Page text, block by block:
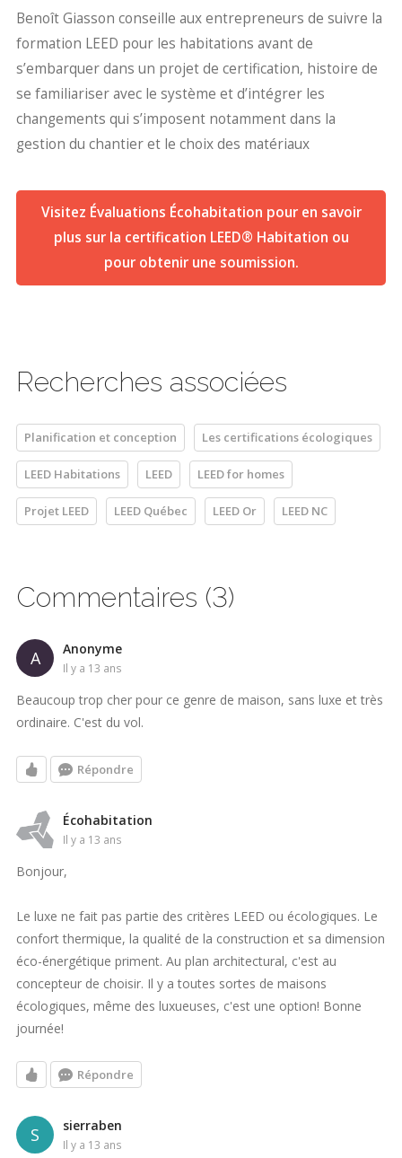
Benoît Giasson conseille aux entrepreneurs de suivre la
formation LEED pour les habitations avant de
s’embarquer dans un projet de certification, histoire de
se familiariser avec le système et d’intégrer les
changements qui s’imposent notamment dans la
gestion du chantier et le choix des matériaux
Visitez Évaluations Écohabitation pour en savoir
plus sur la certification LEED® Habitation ou
pour obtenir une soumission.
Recherches associées
Planification et conception Les certifications écologiques
LEED Habitations LEED LEED for homes
Projet LEED LEED Québec LEED Or LEED NC
Commentaires (3)
A Anonyme
il y a 13 ans
Beaucoup trop cher pour ce genre de maison, sans luxe et très
ordinaire. C'est du vol.
Répondre
Écohabitation
il y a 13 ans
Bonjour,
Le luxe ne fait pas partie des critères LEED ou écologiques. Le
confort thermique, la qualité de la construction et sa dimension
éco-énergétique priment. Au plan architectural, c'est au
concepteur de choisir. Il y a toutes sortes de maisons
écologiques, même des luxueuses, c'est une option! Bonne
journée!
Répondre
S sierraben
il y a 13 ans